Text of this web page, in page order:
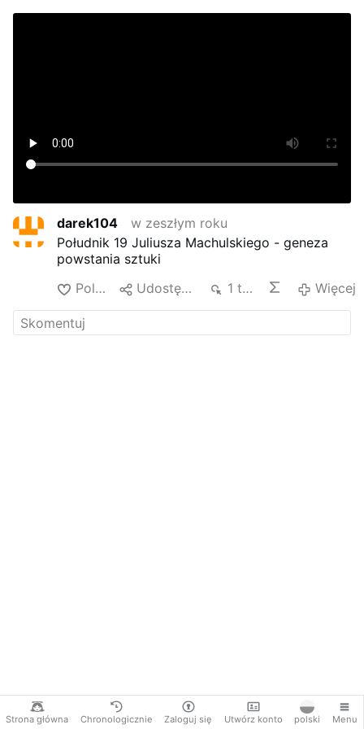
Strona główna Chronologicznie Zaloguj się Utwórz konto polski Menu
darek104
w zeszłym roku
Południk 19 Juliusza Machulskiego - geneza
powstania sztuki
Polub
Udostępnij 1 tys. Więcej